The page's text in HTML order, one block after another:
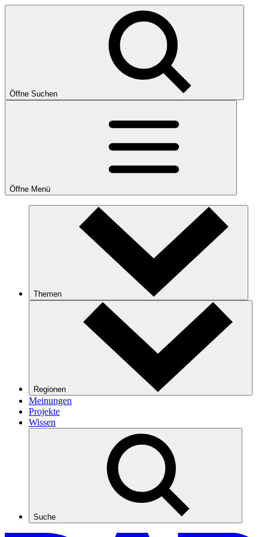
Öffne Suchen
Öffne Menü
Themen
Regionen
Meinungen
Projekte
Wissen
Suche